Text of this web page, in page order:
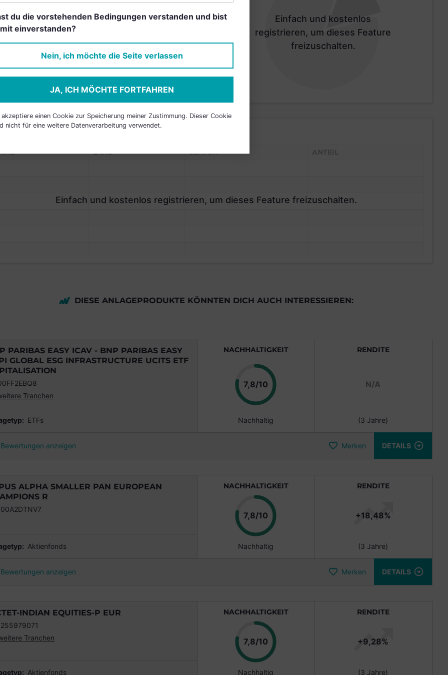
Einfach und kostenlos
registrieren, um dieses Feature
freizuschalten.
Einfach und kostenlos
registrieren, um dieses Feature
freizuschalten.
Einfach und kostenlos registrieren, um dieses Feature freizuschalten.
LAND SEKTOR
DIESE ANLAGEPRODUKTE KÖNNTEN DICH AUCH INTERESSIEREN:
PARIBAS EASY ICAV - BNP PARIBAS EASY
GLOBAL ESG INFRASTRUCTURE UCITS ETF
Tranchen
ETFs
NACHHALTIGKEIT
7,8/10 Punkte
Nachhaltig
RENDITE
N/A
(3 Jahre)
Bewertungen anzeigen Merken DETAILS
ALPHA SMALLER PAN EUROPEAN
R
Aktienfonds
NACHHALTIGKEIT
7,8/10 Punkte
Nachhaltig
RENDITE
+18,48%
(3 Jahre)
Bewertungen anzeigen Merken DETAILS
INDIAN EQUITIES-P EUR
Tranchen
Aktienfonds
NACHHALTIGKEIT
7,8/10 Punkte
Nachhaltig
RENDITE
+9,28%
(3 Jahre)
du die vorstehenden Bedingungen verstanden und bist
einverstanden?
Nein, ich möchte die Seite verlassen
JA, ICH MÖCHTE FORTFAHREN
akzeptiere einen Cookie zur Speicherung meiner Zustimmung. Dieser Cookie
nicht für eine weitere Datenverarbeitung verwendet.